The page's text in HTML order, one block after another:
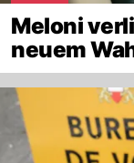
Meloni
neuem